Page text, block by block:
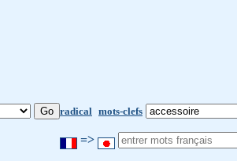
radical mots-clefs
=>